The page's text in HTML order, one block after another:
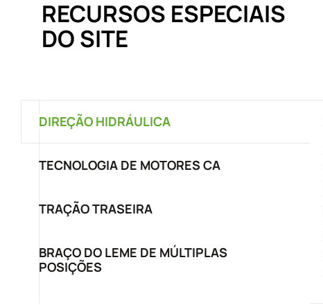
RECURSOS ESPECIAIS
DO SITE
DIREÇÃO HIDRÁULICA
TECNOLOGIA DE MOTORES CA
TRAÇÃO TRASEIRA
BRAÇO DO LEME DE MÚLTIPLAS
POSIÇÕES